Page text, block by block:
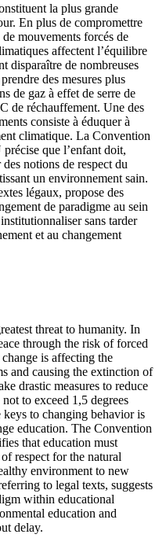
la plus grande
En plus de compromettre
mouvements forcés de
affectent l’équilibre
disparaître de nombreuses
des mesures plus
de gaz à effet de serre de
de réchauffement. Une des
consiste à éduquer à
climatique. La Convention
que l’enfant doit,
notions de respect du
un environnement sain.
légaux, propose des
de paradigme au sein
sans tarder
et au changement
threat to humanity. In
through the risk of forced
is affecting the
and causing the extinction of
drastic measures to reduce
to exceed 1,5 degrees
to changing behavior is
education. The Convention
that education must
respect for the natural
environment to new
to legal texts, suggests
within educational
education and
delay.